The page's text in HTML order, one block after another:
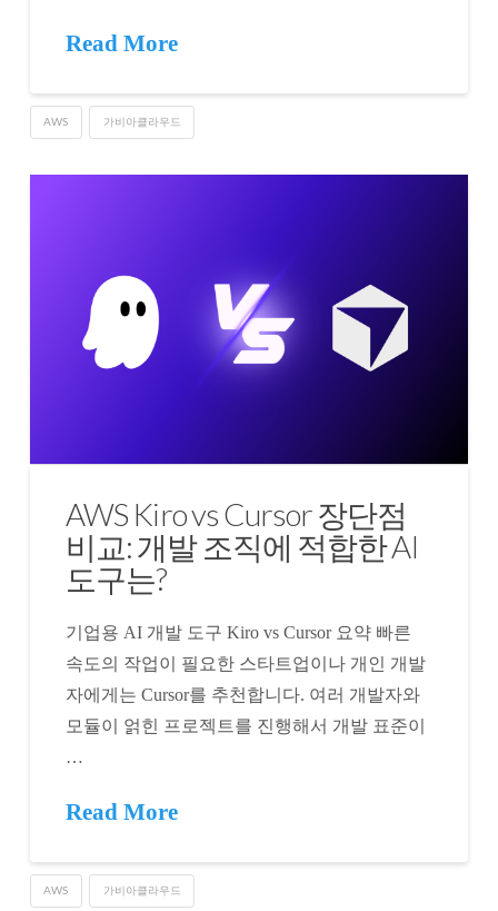
Read More
AWS 가비아클라우드
AWS Kiro vs Cursor 장단점
비교: 개발 조직에 적합한 AI
도구는?
기업용 AI 개발 도구 Kiro vs Cursor 요약 빠른
속도의 작업이 필요한 스타트업이나 개인 개발
자에게는 Cursor를 추천합니다. 여러 개발자와
모듈이 얽힌 프로젝트를 진행해서 개발 표준이
…
Read More
AWS 가비아클라우드